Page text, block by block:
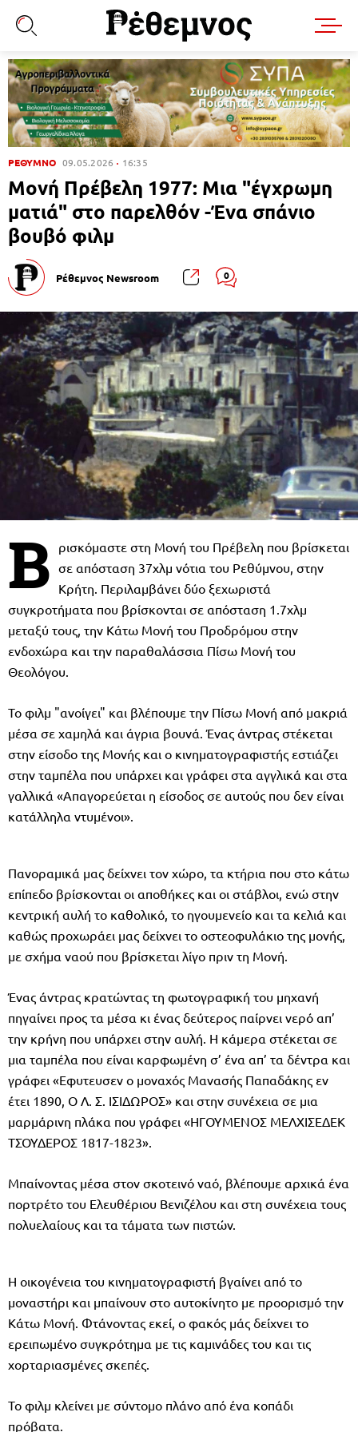
ΡΕΘΥΜΝΟ 09.05.2026 16:35
Μονή Πρέβελη 1977: Μια "έγχρωμη
ματιά" στο παρελθόν -Ένα σπάνιο
βουβό φιλμ
Ρέθεμνος Newsroom 0
Β ρισκόμαστε στη Μονή του Πρέβελη που βρίσκεται
σε απόσταση 37χλμ νότια του Ρεθύμνου, στην
Κρήτη. Περιλαμβάνει δύο ξεχωριστά
συγκροτήματα που βρίσκονται σε απόσταση 1.7χλμ
μεταξύ τους, την Κάτω Μονή του Προδρόμου στην
ενδοχώρα και την παραθαλάσσια Πίσω Μονή του
Θεολόγου.
Το φιλμ "ανοίγει" και βλέπουμε την Πίσω Μονή από μακριά
μέσα σε χαμηλά και άγρια βουνά. Ένας άντρας στέκεται
στην είσοδο της Μονής και ο κινηματογραφιστής εστιάζει
στην ταμπέλα που υπάρχει και γράφει στα αγγλικά και στα
γαλλικά «Απαγορεύεται η είσοδος σε αυτούς που δεν είναι
κατάλληλα ντυμένοι».
Πανοραμικά μας δείχνει τον χώρο, τα κτήρια που στο κάτω
επίπεδο βρίσκονται οι αποθήκες και οι στάβλοι, ενώ στην
κεντρική αυλή το καθολικό, το ηγουμενείο και τα κελιά και
καθώς προχωράει μας δείχνει το οστεοφυλάκιο της μονής,
με σχήμα ναού που βρίσκεται λίγο πριν τη Μονή.
Ένας άντρας κρατώντας τη φωτογραφική του μηχανή
πηγαίνει προς τα μέσα κι ένας δεύτερος παίρνει νερό απ’
την κρήνη που υπάρχει στην αυλή. Η κάμερα στέκεται σε
μια ταμπέλα που είναι καρφωμένη σ’ ένα απ’ τα δέντρα και
γράφει «Εφυτευσεν ο μοναχός Μανασής Παπαδάκης εν
έτει 1890, Ο Λ. Σ. ΙΣΙΔΩΡΟΣ» και στην συνέχεια σε μια
μαρμάρινη πλάκα που γράφει «ΗΓΟΥΜΕΝΟΣ ΜΕΛΧΙΣΕΔΕΚ
ΤΣΟΥΔΕΡΟΣ 1817-1823».
Μπαίνοντας μέσα στον σκοτεινό ναό, βλέπουμε αρχικά ένα
πορτρέτο του Ελευθέριου Βενιζέλου και στη συνέχεια τους
πολυελαίους και τα τάματα των πιστών.
Η οικογένεια του κινηματογραφιστή βγαίνει από το
μοναστήρι και μπαίνουν στο αυτοκίνητο με προορισμό την
Κάτω Μονή. Φτάνοντας εκεί, ο φακός μάς δείχνει το
ερειπωμένο συγκρότημα με τις καμινάδες του και τις
χορταριασμένες σκεπές.
Το φιλμ κλείνει με σύντομο πλάνο από ένα κοπάδι
πρόβατα.